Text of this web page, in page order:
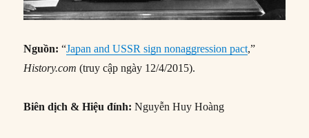
Nguồn: “Japan and USSR sign nonaggression pact,”
History.com (truy cập ngày 12/4/2015).
Biên dịch & Hiệu đính: Nguyễn Huy Hoàng